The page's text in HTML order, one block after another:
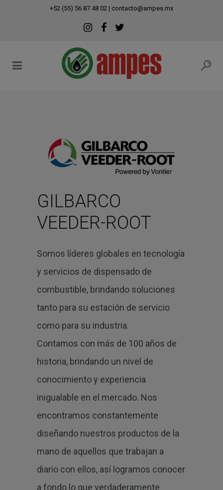
+52 (55) 56 87 48 02 | contacto@ampes.mx
GILBARCO
VEEDER-ROOT
Somos líderes globales en tecnología
y servicios de dispensado de
combustible, brindando soluciones
tanto para su estación de servicio
como para su industria.
Contamos con más de 100 años de
historia, brindando un nivel de
conocimiento y experiencia
inigualable en el mercado. Nos
encontramos constantemente
diseñando nuestros productos de la
mano de aquellos que trabajan a
diario con ellos, así logramos conocer
a fondo lo que verdaderamente
modal-check